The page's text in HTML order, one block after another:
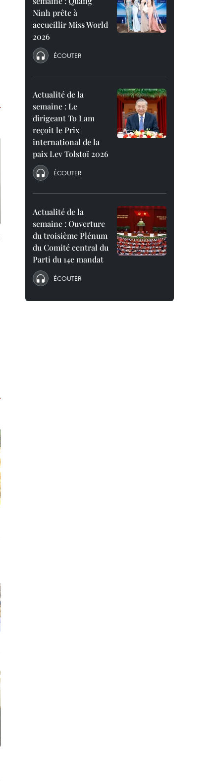
Ninh prête à
accueillir Miss World
2026
ÉCOUTER
Actualité de la
semaine : Le
dirigeant To Lam
reçoit le Prix
international de la
paix Lev Tolstoï 2026
ÉCOUTER
Actualité de la
semaine : Ouverture
du troisième Plénum
du Comité central du
Parti du 14e mandat
ÉCOUTER